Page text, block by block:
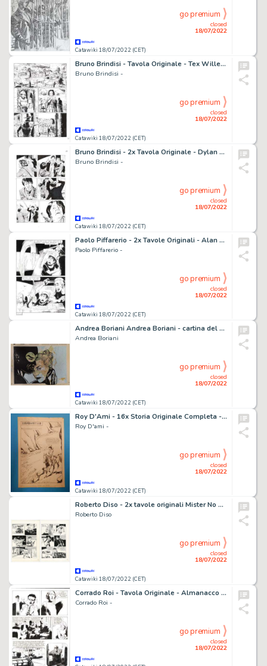
Catawiki 18/07/2022 (CET)
closed
18/07/2022
go premium
Bruno Brindisi - Tavola Originale - Tex Willer n. 5 - "I due disertori" - (2019)
Bruno Brindisi -
Catawiki 18/07/2022 (CET)
closed
18/07/2022
go premium
Bruno Brindisi - 2x Tavola Originale - Dylan Dog n. 349 - "La morte non dimentica" - (2015)
Bruno Brindisi -
Catawiki 18/07/2022 (CET)
closed
18/07/2022
go premium
Paolo Piffarerio - 2x Tavole Originali - Alan Ford n. 143 - "Il nuovo Superciuk" - (1981)
Paolo Piffarerio -
Catawiki 18/07/2022 (CET)
closed
18/07/2022
go premium
Andrea Boriani Andrea Boriani - cartina del 1961 hand painted 39 x 54 cm
Andrea Boriani
Catawiki 18/07/2022 (CET)
closed
18/07/2022
go premium
Roy D'Ami - 16x Storia Originale Completa - Hayawatha n. 1 - " La zattera del mistero" - (1957)
Roy D'ami -
Catawiki 18/07/2022 (CET)
closed
18/07/2022
go premium
Roberto Diso - 2x tavole originali Mister No # 153 "Il Tesoro Scomparso" - (1988)
Roberto Diso
Catawiki 18/07/2022 (CET)
closed
18/07/2022
go premium
Corrado Roi - Tavola Originale - Almanacco della paura 2004 - "Le notti di Halloween" - (2004)
Corrado Roi -
closed
18/07/2022
go premium